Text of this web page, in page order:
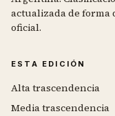
actualizada de forma
oficial.
ESTA EDICIÓN
Alta trascendencia
Media trascendencia